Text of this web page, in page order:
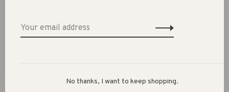
Terms & conditions
Shipping, exchanges & returnsNo thanks, I want to keep shopping.